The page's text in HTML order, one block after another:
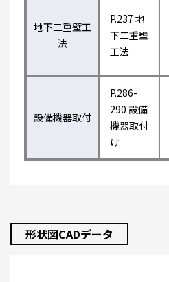
地下二重壁工
法
P.237 地
下二重壁
工法
設備機器取付
P.286-
290 設備
機器取付
け
形状図CADデータ